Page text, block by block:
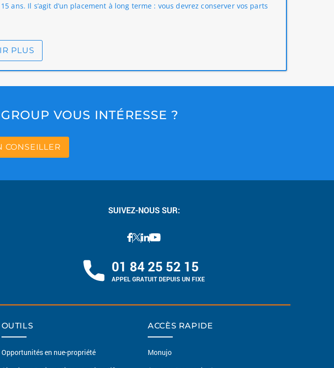
Il s’agit d’un placement à long terme : vous devrez conserver vos parts
PLUS
VOUS INTÉRESSE ?
CONSEILLER
SUIVEZ-NOUS SUR:
01 84 25 52 15
APPEL GRATUIT DEPUIS UN FIXE
OUTILS
Opportunités en nue-propriété
ACCÈS RAPIDE
Monujo